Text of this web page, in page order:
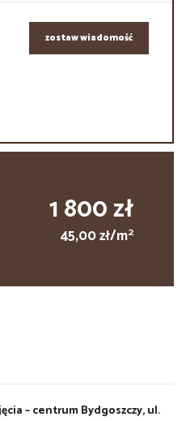
zostaw wiadomość
1 800 zł
45,00 zł/m2
– centrum Bydgoszczy, ul.